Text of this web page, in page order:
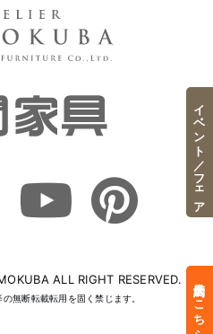
ALL RIGHT RESERVED.
無断転載転用を固く禁じます。 来店予約はこちら
イベント／フェア